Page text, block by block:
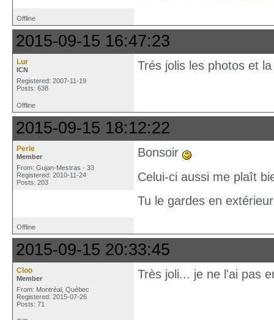
Offline
2015-09-15 16:47:23
Lur
ICN
Registered: 2007-11-19
Posts: 638
Trés jolis les photos et
Offline
2015-09-15 18:12:22
Perle
Member
From: Gujan-Mestras - 33
Registered: 2010-11-24
Posts: 203
Bonsoir
Celui-ci aussi me plaît
Tu le gardes en
Offline
2015-09-15 20:33:45
Cloo
Member
From: Montréal, Québec
Registered: 2015-07-26
Posts: 71
Très joli... je ne l'ai pas